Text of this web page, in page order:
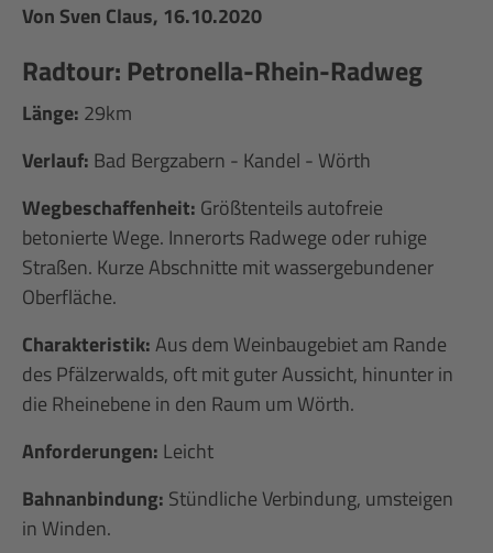
Von Sven Claus, 16.10.2020
Radtour: Petronella-Rhein-Radweg
Länge: 29km
Verlauf: Bad Bergzabern - Kandel - Wörth
Wegbeschaffenheit: Größtenteils autofreie
betonierte Wege. Innerorts Radwege oder ruhige
Straßen. Kurze Abschnitte mit wassergebundener
Oberfläche.
Charakteristik:Aus dem Weinbaugebiet am Rande
des Pfälzerwalds, oft mit guter Aussicht, hinunter in
die Rheinebene in den Raum um Wörth.
Anforderungen: Leicht
Bahnanbindung: Stündliche Verbindung, umsteigen
in Winden.